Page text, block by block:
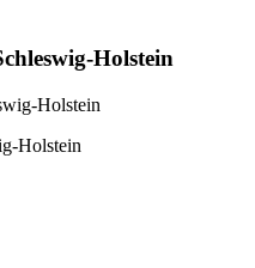
Holstein
Holstein